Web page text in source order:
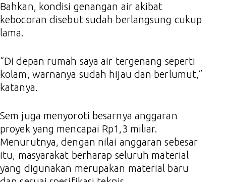
Bahkan, kondisi genangan air akibat
kebocoran disebut sudah berlangsung cukup
lama.
“Di depan rumah saya air tergenang seperti
kolam, warnanya sudah hijau dan berlumut,”
katanya.
Sem juga menyoroti besarnya anggaran
proyek yang mencapai Rp1,3 miliar.
Menurutnya, dengan nilai anggaran sebesar
itu, masyarakat berharap seluruh material
yang digunakan merupakan material baru